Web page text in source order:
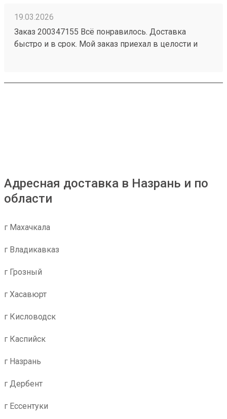
19.03.2026
Заказ 200347155 Всё понравилось. Доставка
быстро и в срок. Мой заказ приехал в целости и
ехать. В приложении можно отследить
Адресная доставка в Назрань и по
области
г Махачкала
г Владикавказ
г Грозный
г Хасавюрт
г Кисловодск
г Каспийск
г Назрань
г Дербент
г Ессентуки